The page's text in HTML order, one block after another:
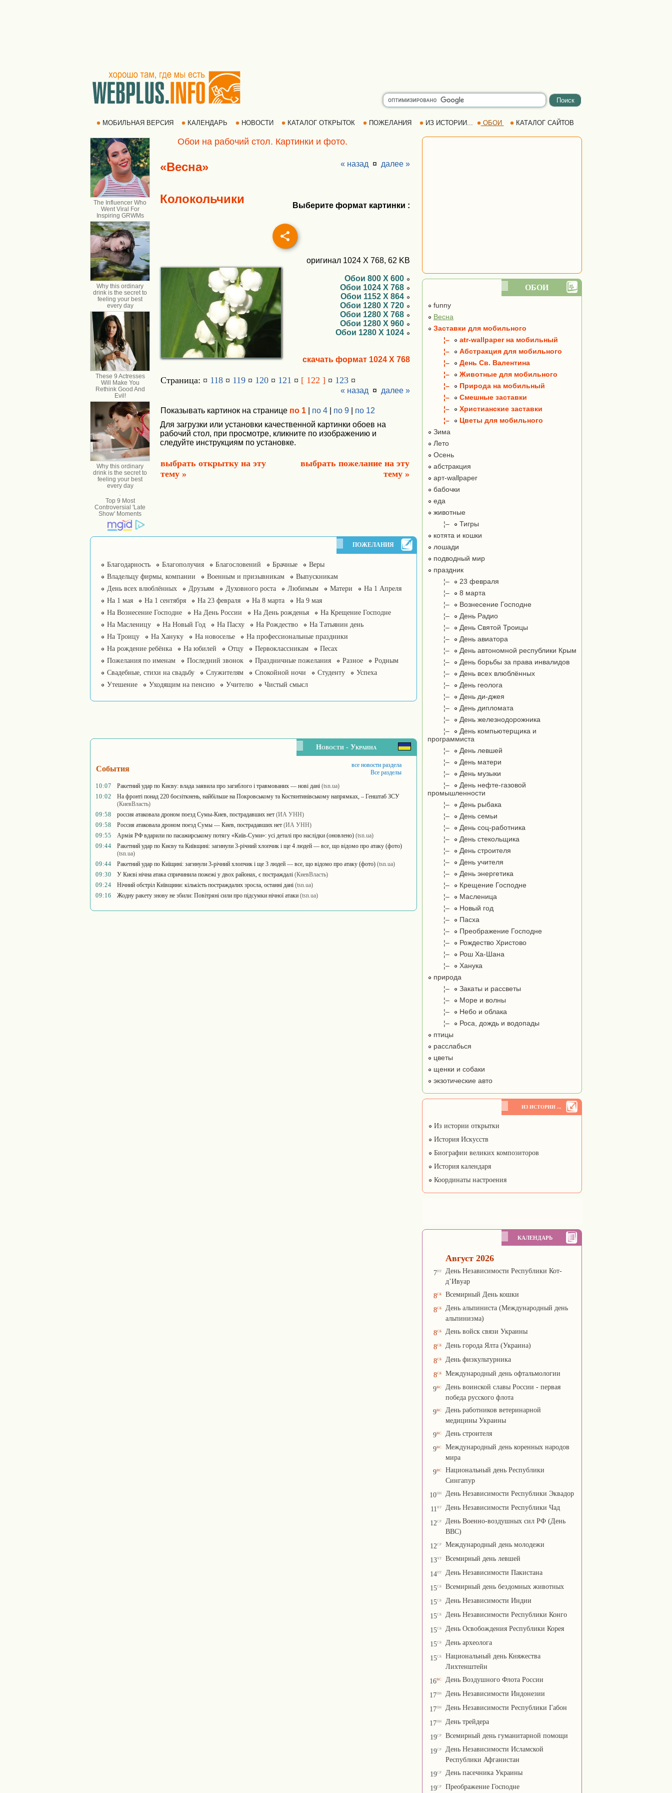
МОБИЛЬНАЯ ВЕРСИЯ КАЛЕНДАРЬ НОВОСТИ КАТАЛОГ ОТКРЫТОК ПОЖЕЛАНИЯ ИЗ ИСТОРИИ... ОБОИ КАТАЛОГ САЙТОВ
Обои на рабочий стол. Картинки и фото.
«Весна» « назад ¤ далее »
Колокольчики Выберите формат картинки :
оригинал 1024 X 768, 62 KB
Обои 800 X 600
Обои 1024 X 768
Обои 1152 X 864
Обои 1280 X 720
Обои 1280 X 768
Обои 1280 X 960
Обои 1280 X 1024
скачать формат 1024 X 768
Страница: ¤ 118 ¤ 119 ¤ 120 ¤ 121 ¤ [ 122 ] ¤ 123 ¤
« назад ¤ далее »
Показывать картинок на странице по 1 по 4 по 9
по 12
Для загрузки или установки качественной картинки обоев на
рабочий стол, при просмотре, кликните по изображению и
следуйте инструкциям по установке.
выбрать открытку на эту
тему »
выбрать пожелание на эту
тему »
ПОЖЕЛАНИЯ
Благодарность Благополучия Благословений Брачные
Веры
Владельцу фирмы, компании
Военным и призывникам
Выпускникам
День всех влюблённых
Друзьям Духовного роста Любимым Матери
На 1 Апреля
На 1 мая
На 1 сентября На 23 февраля На 8 марта
На 9 мая
На Вознесение Господне
На День России На День рожденья
На Крещение Господне
На Масленицу
На Новый Год На Пасху На Рождество
На Татьянин день
На Троицу
На Хануку На новоселье
На профессиональные праздники
На рождение ребёнка
На юбилей Отцу Первоклассникам
Песах
Пожелания по именам
Последний звонок Праздничные пожелания Разное
Родным
Свадебные, стихи на свадьбу
Служителям Спокойной ночи Студенту
Успеха
Утешение
Уходящим на пенсию Учителю Чистый смысл
Новости - Украина
События
все новости раздела
Все разделы
10:07
Ракетний удар по Києву: влада заявила про загиблого і травмованих — нові дані (tsn.ua)
10:02
На фронті понад 220 боєзіткнень, найбільше на Покровському та Костянтинівському напрямках, – Генштаб ЗСУ
(КиевВласть)
09:58
россия атаковала дроном поезд Сумы-Киев, пострадавших нет (ИА УНН)
09:58
Россия атаковала дроном поезд Сумы — Киев, пострадавших нет (ИА УНН)
09:55
Армія РФ вдарили по пасажирському потягу «Київ-Суми»: усі деталі про наслідки (оновлено) (tsn.ua)
09:44
Ракетний удар по Києву та Київщині: загинули 3-річний хлопчик і ще 4 людей — все, що відомо про атаку (фото)
(tsn.ua)
09:44
Ракетний удар по Киїщині: загинули 3-річний хлопчик і ще 3 людей — все, що відомо про атаку (фото) (tsn.ua)
09:30
У Києві нічна атака спричинила пожежі у двох районах, є постраждалі (КиевВласть)
09:24
Нічний обстріл Київщини: кількість постраждалих зросла, останні дані (tsn.ua)
09:16
Жодну ракету знову не збили: Повітряні сили про підсумки нічної атаки (tsn.ua)
ОБОИ
funny
Весна
Заставки для мобильного
¦–
atr-wallpaper на мобильный
¦–
Абстракция для мобильного
¦–
День Св. Валентина
¦–
Животные для мобильного
¦–
Природа на мобильный
¦–
Смешные заставки
¦–
Христианские заставки
¦–
Цветы для мобильного
Зима
Лето
Осень
абстракция
арт-wallpaper
бабочки
еда
животные
¦–
Тигры
котята и кошки
лошади
подводный мир
праздник
¦–
23 февраля
¦–
8 марта
¦–
Вознесение Господне
¦–
День Радио
¦–
День Святой Троицы
¦–
День авиатора
¦–
День автономной республики Крым
¦–
День борьбы за права инвалидов
¦–
День всех влюблённых
¦–
День геолога
¦–
День ди-джея
¦–
День дипломата
¦–
День железнодорожника
¦–
День компьютерщика и
программиста
¦–
День левшей
¦–
День матери
¦–
День музыки
¦–
День нефте-газовой
промышленности
¦–
День рыбака
¦–
День семьи
¦–
День соц-работника
¦–
День стекольщика
¦–
День строителя
¦–
День учителя
¦–
День энергетика
¦–
Крещение Господне
¦–
Масленица
¦–
Новый год
¦–
Пасха
¦–
Преображение Господне
¦–
Рождество Христово
¦–
Рош Ха-Шана
¦–
Ханука
природа
¦–
Закаты и рассветы
¦–
Море и волны
¦–
Небо и облака
¦–
Роса, дождь и водопады
птицы
расслабься
цветы
щенки и собаки
экзотические авто
ИЗ ИСТОРИИ ...
Из истории открытки
История Искусств
Биографии великих композиторов
История календаря
Координаты настроения
КАЛЕНДАРЬ
Август 2026
7пт
День Независимости Республики Кот-
д’Ивуар
8сб Всемирный День кошки
8сб
День альпиниста (Международный день
альпинизма)
8сб День войск связи Украины
8сб День города Ялта (Украина)
8сб День физкультурника
8сб Международный день офтальмологии
9вс
День воинской славы России - первая
победа русского флота
9вс
День работников ветеринарной
медицины Украины
9вс День строителя
9вс
Международный день коренных народов
мира
9вс
Национальный день Республики
Сингапур
10пн День Независимости Республики Эквадор
11вт День Независимости Республики Чад
12ср
День Военно-воздушных сил РФ (День
ВВС)
12ср Международный день молодежи
13чт Всемирный день левшей
14пт День Независимости Пакистана
15сб Всемирный день бездомных животных
15сб День Независимости Индии
15сб День Независимости Республики Конго
15сб День Освобождения Республики Корея
15сб День археолога
15сб
Национальный день Княжества
Лихтенштейн
16вс День Воздушного Флота России
17пн День Независимости Индонезии
17пн День Независимости Республики Габон
17пн День трейдера
19ср Всемирный день гуманитарной помощи
19ср
День Независимости Исламской
Республики Афганистан
19ср День пасечника Украины
19ср Преображение Господне